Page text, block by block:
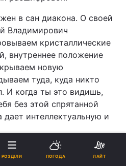
в сан диакона. О своей
Владимирович
кристаллические
внутреннее положение
новую
туда, куда никто
И когда ты это видишь,
без этой спрятанной
дает интеллектуальную и
Н. Н. Боголюбов, не
Научная работа
РОЗДІЛИ ПОГОДА ЛАЙТ